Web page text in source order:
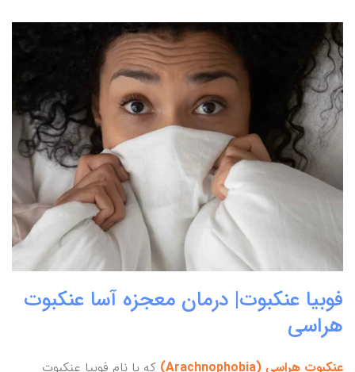
فوبیا عنکبوت| درمان معجزه آسا عنکبوت
هراسی
عنکبوت هراسی (Arachnophobia)
که با نام فوبیا عنکبوت